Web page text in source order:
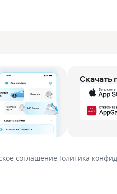
Скачать
соглашениеПолитика